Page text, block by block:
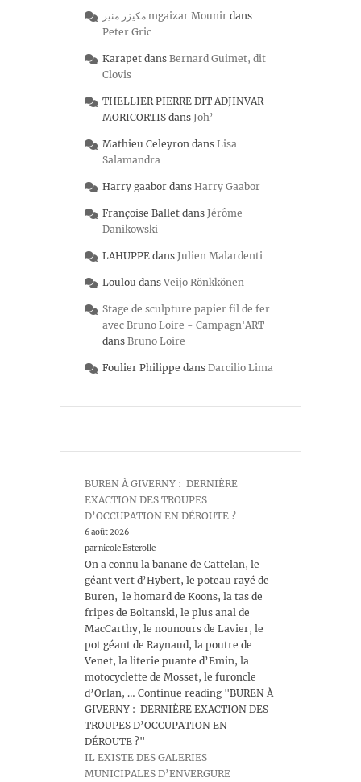
مكيزر منير mgaizar Mounir dans
Peter Gric
Karapet dans Bernard Guimet, dit
Clovis
THELLIER PIERRE DIT ADJINVAR
MORICORTIS dans Joh’
Mathieu Celeyron dans Lisa
Salamandra
Harry gaabor dans Harry Gaabor
Françoise Ballet dans Jérôme
Danikowski
LAHUPPE dans Julien Malardenti
Loulou dans Veijo Rönkkönen
Stage de sculpture papier fil de fer
avec Bruno Loire - Campagn'ART
dans Bruno Loire
Foulier Philippe dans Darcilio Lima
BUREN À GIVERNY : DERNIÈRE
EXACTION DES TROUPES
D’OCCUPATION EN DÉROUTE ?
6 août 2026
par nicole Esterolle
On a connu la banane de Cattelan, le
géant vert d’Hybert, le poteau rayé de
Buren, le homard de Koons, la tas de
fripes de Boltanski, le plus anal de
MacCarthy, le nounours de Lavier, le
pot géant de Raynaud, la poutre de
Venet, la literie puante d’Emin, la
motocyclette de Mosset, le furoncle
d’Orlan, … Continue reading "BUREN À
GIVERNY : DERNIÈRE EXACTION DES
TROUPES D’OCCUPATION EN
DÉROUTE ?"
IL EXISTE DES GALERIES
MUNICIPALES D’ENVERGURE